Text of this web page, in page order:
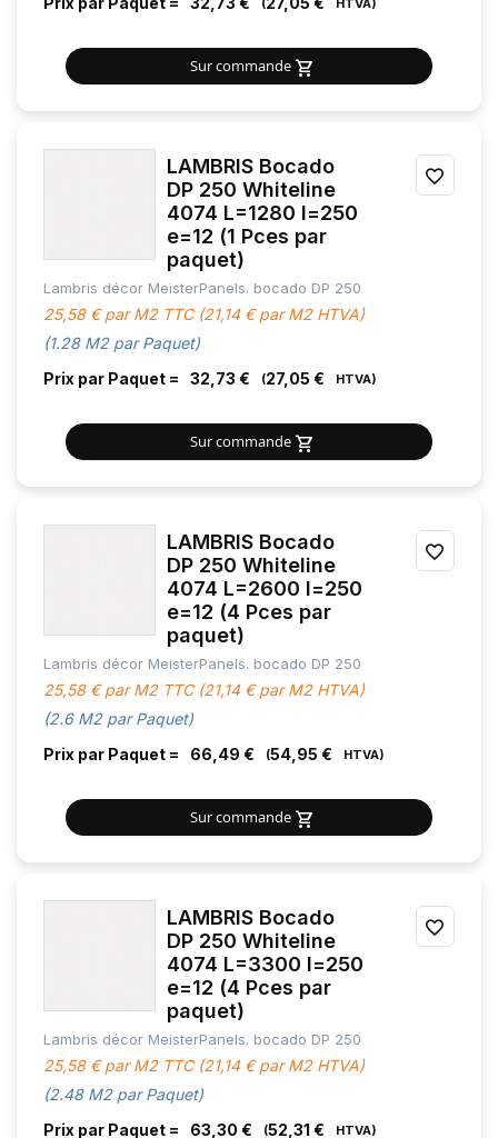
Sur commande
LAMBRIS Bocado
DP 250 Whiteline
4074 L=1280 l=250
e=12 (1 Pces par
paquet)
Lambris décor MeisterPanels. bocado DP 250
25,58 € par M2 TTC (21,14 € par M2 HTVA)
(1.28 M2 par Paquet)
Prix par Paquet =
32,73 € 27,05 €
Sur commande
LAMBRIS Bocado
DP 250 Whiteline
4074 L=2600 l=250
e=12 (4 Pces par
paquet)
Lambris décor MeisterPanels. bocado DP 250
25,58 € par M2 TTC (21,14 € par M2 HTVA)
(2.6 M2 par Paquet)
Prix par Paquet =
66,49 € 54,95 €
Sur commande
LAMBRIS Bocado
DP 250 Whiteline
4074 L=3300 l=250
e=12 (4 Pces par
paquet)
Lambris décor MeisterPanels. bocado DP 250
25,58 € par M2 TTC (21,14 € par M2 HTVA)
(2.48 M2 par Paquet)
Prix par Paquet =
63,30 € 52,31 €